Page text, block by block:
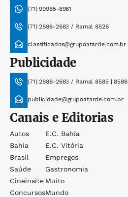
(71) 99965-8961
(71) 2886-2683 / Ramal 8526
classificados@grupoatarde.com.br
Publicidade
(71) 2886-2683 / Ramal 8585 | 8586
publicidade@grupoatarde.com.br
Canais e Editorias
Autos
Bahia
Brasil
Saúde
Cineinsite
Concursos
E.c. Bahia
E.c. Vitória
Empregos
Gastronomia
Muito
Mundo